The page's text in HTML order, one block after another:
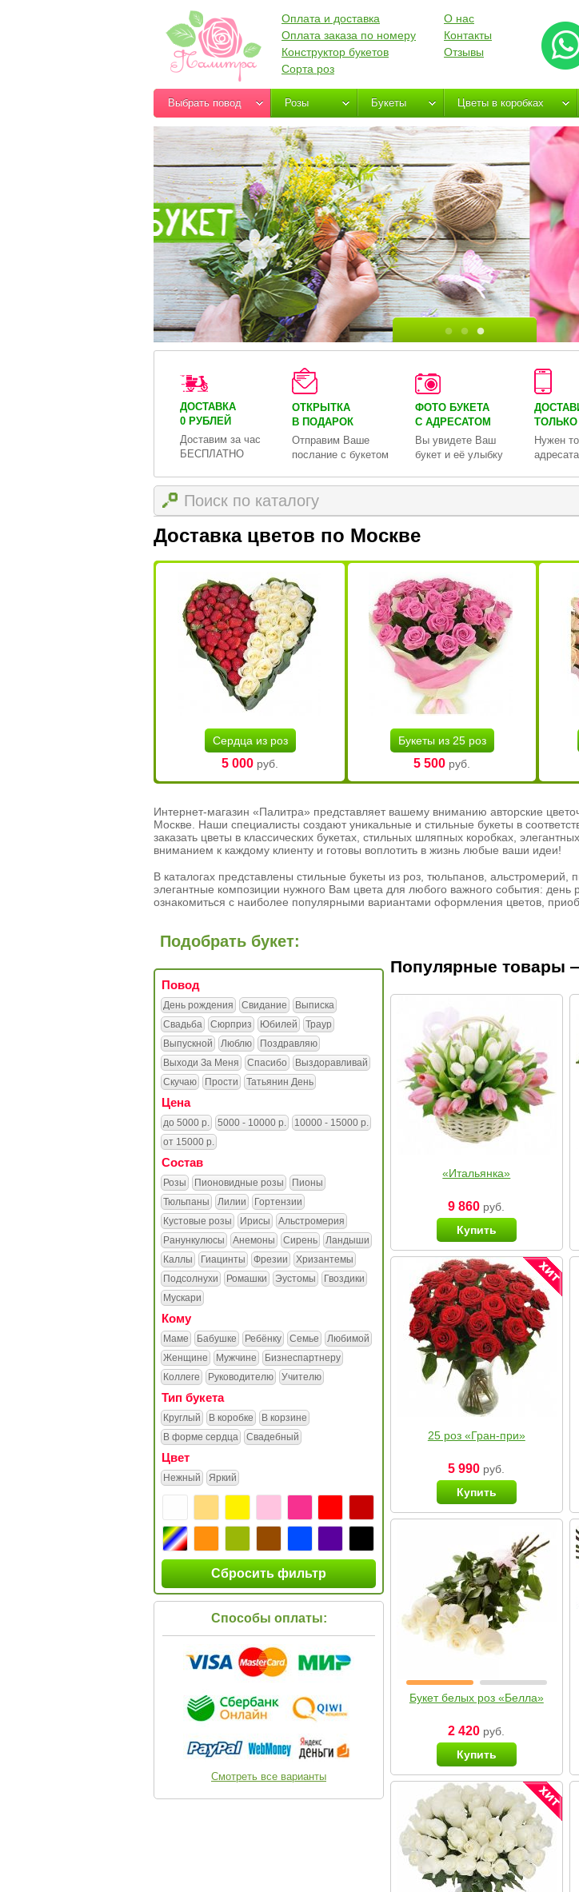
Оплата и доставка
Оплата заказа по номеру
Конструктор букетов
Сорта роз
О нас
Контакты
Отзывы
Выбрать повод Розы Букеты Цветы в коробках
ДОСТАВКА
0 РУБЛЕЙ
Доставим за час
БЕСПЛАТНО
ОТКРЫТКА
В ПОДАРОК
Отправим Ваше
послание с букетом
ФОТО БУКЕТА
С АДРЕСАТОМ
Вы увидете Ваш
букет и её улыбку
ТОЛЬКО
Нужен
адресата
Доставка цветов по Москве
Сердца из роз
5 000 руб.
Букеты из 25 роз
5 500 руб.
Интернет-магазин «Палитра» представляет вашему вниманию авторские
Москве. Наши специалисты создают уникальные и стильные букеты в
заказать цветы в классических букетах, стильных шляпных коробках,
вниманием к каждому клиенту и готовы воплотить в жизнь любые ваши идеи!
В каталогах представлены стильные букеты из роз, тюльпанов, альстромерий,
элегантные композиции нужного Вам цвета для любого важного события:
ознакомиться с наиболее популярными вариантами оформления цветов,
Подобрать букет:
Повод
День рождения Свидание
Выписка
Свадьба
Сюрприз Юбилей
Траур
Выпускной
Люблю
Поздравляю
Выходи За Меня
Спасибо
Выздоравливай
Скучаю
Прости Татьянин День
Цена
до 5000 р. 5000 - 10000 р.
10000 - 15000 р.
от 15000 р.
Состав
Розы Пионовидные розы
Пионы
Тюльпаны
Лилии
Гортензии
Кустовые розы
Ирисы
Альстромерия
Ранункулюсы
Анемоны Сирень
Ландыши
Каллы
Гиацинты Фрезии
Хризантемы
Подсолнухи
Ромашки Эустомы
Гвоздики
Мускари
Кому
Маме Бабушке Ребёнку Семье
Любимой
Женщине
Мужчине
Бизнеспартнеру
Коллеге
Руководителю Учителю
Тип букета
Круглый В коробке
В корзине
В форме сердца
Свадебный
Цвет
Нежный Яркий
Сбросить фильтр
Способы оплаты:
Смотреть все варианты
Популярные товары
«Итальянка»
9 860 руб.
Купить
25 роз «Гран-при»
5 990 руб.
Купить
Букет белых роз «Белла»
2 420 руб.
Купить